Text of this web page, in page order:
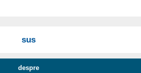
sus
despre